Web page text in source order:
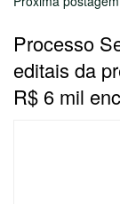
Processo
editais da
R$ 6 mil